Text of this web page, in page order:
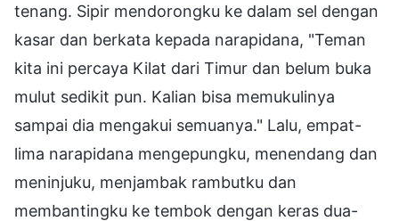
tenang. Sipir mendorongku ke dalam sel dengan
kasar dan berkata kepada narapidana, "Teman
kita ini percaya Kilat dari Timur dan belum buka
mulut sedikit pun. Kalian bisa memukulinya
sampai dia mengakui semuanya." Lalu, empat-
lima narapidana mengepungku, menendang dan
meninjuku, menjambak rambutku dan
membantingku ke tembok dengan keras dua-